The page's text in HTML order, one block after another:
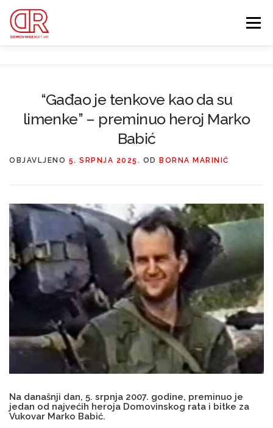
sadržaj
Izbornik
IZDVOJENE KATEGORIJE O MENI MEMBERSHIP
Search for:
Search Button
“Gađao je tenkove kao da su
limenke” – preminuo heroj Marko
Babić
OBJAVLJENO 5. SRPNJA 2025. OD BORNA MARINIĆ
Na današnji dan, 5. srpnja 2007. godine, preminuo je
jedan od najvećih heroja Domovinskog rata i bitke za
Vukovar Marko Babić.